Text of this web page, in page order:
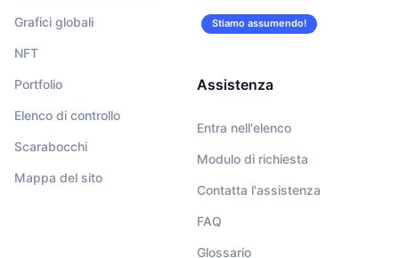
Grafici globali
NFT
Portfolio
Elenco di controllo
Scarabocchi
Mappa del sito
Stiamo assumendo!
Assistenza
Entra nell'elenco
Modulo di richiesta
Contatta l'assistenza
FAQ
Glossario